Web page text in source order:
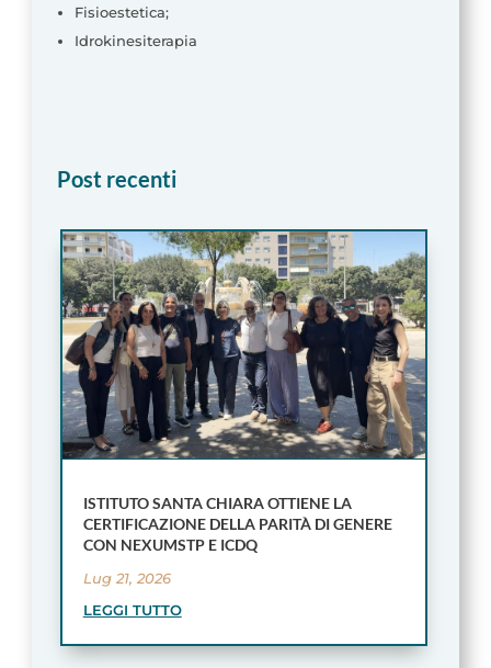
Fisioestetica;
Idrokinesiterapia
Post recenti
ISTITUTO SANTA CHIARA OTTIENE LA
CERTIFICAZIONE DELLA PARITÀ DI GENERE
CON NEXUMSTP E ICDQ
Lug 21, 2026
LEGGI TUTTO